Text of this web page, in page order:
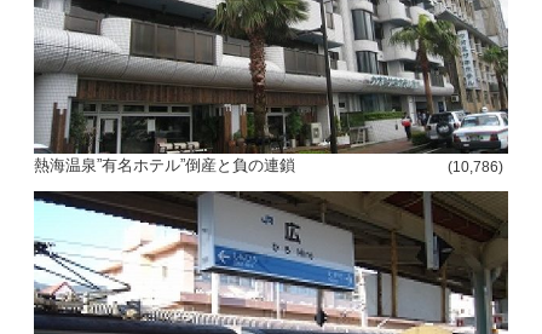
熱海温泉”有名ホテル”倒産と負の連鎖 (10,786)